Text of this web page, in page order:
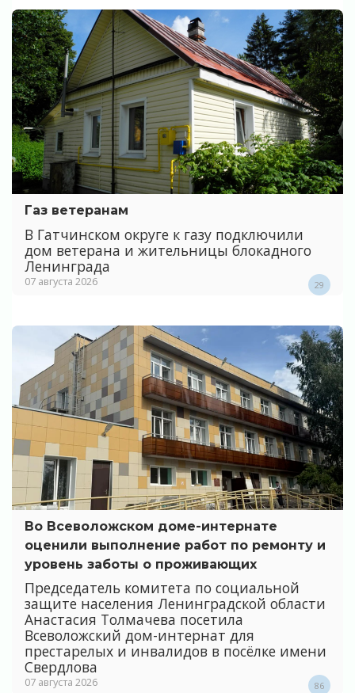
Газ ветеранам
В Гатчинском округе к газу подключили
дом ветерана и жительницы блокадного
Ленинграда
07 августа 2026 29
Во Всеволожском доме-интернате
оценили выполнение работ по ремонту и
уровень заботы о проживающих
Председатель комитета по социальной
защите населения Ленинградской области
Анастасия Толмачева посетила
Всеволожский дом-интернат для
престарелых и инвалидов в посёлке имени
Свердлова
07 августа 2026 86